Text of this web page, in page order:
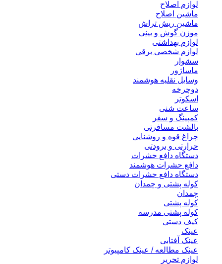
لوازم اصلاح
ماشین اصلاح
ماشین ریش تراش
موزن گوش و بینی
لوازم بهداشتی
لوازم شخصی برقی
سشوار
ماساژور
وسایل نقلیه هوشمند
دوچرخه
اسکوتر
ساعت شنی
کمپینگ و سفر
بالشت مسافرتی
چراغ قوه و روشنایی
حرارتی و برودتی
دستگاه دافع حشرات
دافع حشرات هوشمند
دستگاه دافع حشرات دستی
کوله پشتی و چمدان
چمدان
کوله پشتی
کوله پشتی مدرسه
کیف دستی
عینک
عینک آفتابی
عینک مطالعه / عینک کامپیوتر
لوازم تحریر